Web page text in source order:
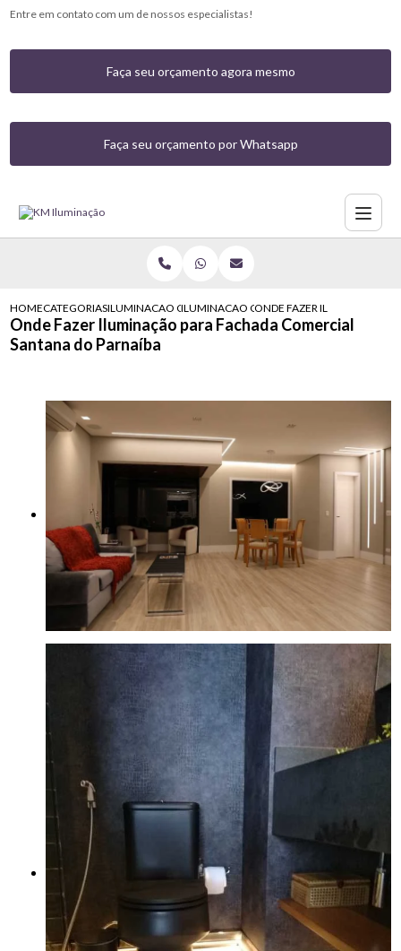
Entre em contato com um de nossos especialistas!
Faça seu orçamento agora mesmo
Faça seu orçamento por Whatsapp
HOMECATEGORIASILUMINACAO COMERCIALILUMINACAO COMERCIAL COM LED
ONDE FAZER ILUMINACAO
Onde Fazer Iluminação para Fachada Comercial
Santana do Parnaíba